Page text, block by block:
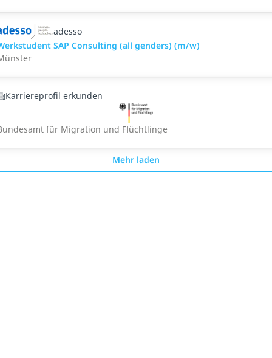
adesso
SAP Consulting (all genders) (m/w)
Karriereprofil erkunden
für Migration und Flüchtlinge
Mehr laden